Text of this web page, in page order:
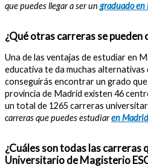
que puedes llegar a ser un graduado
¿Qué otras carreras se pueden
Una de las ventajas de estudiar en
educativa te da muchas alternativas
conseguirás encontrar un grado
provincia de Madrid existen 46
un total de 1265 carreras
carreras que puedes estudiaren Madrid
¿Cuáles son todas las carreras
Universitario de Magisterio